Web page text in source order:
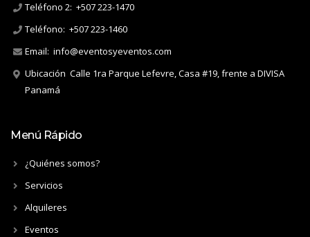
Teléfono 2: +507 223-1470
Teléfono: +507 223-1460
Email: info@eventosyeventos.com
Ubicación Calle 1ra Parque Lefevre, Casa #19, frente a DIVISA
Panamá
Menú Rápido
¿Quiénes somos?
Servicios
Alquileres
Eventos